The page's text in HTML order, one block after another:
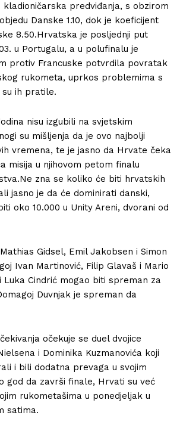
kladioničarska predviđanja, s obzirom
Danske 1.10, dok je koeficijent
8.50.Hrvatska je posljednji put
u Portugalu, a u polufinalu je
protiv Francuske potvrdila povratak
rukometa, uprkos problemima s
ih pratile.
nisu izgubili na svjetskim
su mišljenja da je ovo najbolji
vremena, te je jasno da Hrvate čeka
misija u njihovom petom finalu
zna se koliko će biti hrvatskih
jasno je da će dominirati danski,
oko 10.000 u Unity Areni, dvorani od
Gidsel, Emil Jakobsen i Simon
Ivan Martinović, Filip Glavaš i Mario
Luka Cindrić mogao biti spreman za
Duvnjak je spreman da
očekuje se duel dvojice
i Dominika Kuzmanovića koji
i bili dodatna prevaga u svojim
god da završi finale, Hrvati su već
rukometašima u ponedjeljak u
satima.